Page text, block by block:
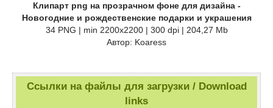
Клипарт png на прозрачном фоне для дизайна -
Новогодние и рождественские подарки и украшения
34 PNG | min 2200x2200 | 300 dpi | 204,27 Mb
Автор: Koaress
Ссылки на файлы для загрузки / Download
links